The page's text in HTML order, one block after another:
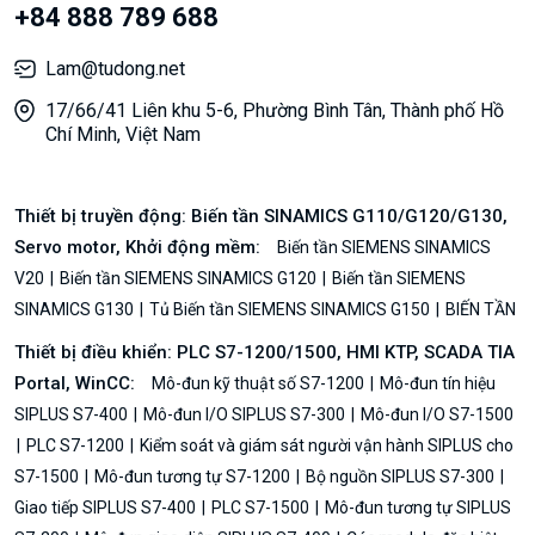
+84 888 789 688
Lam@tudong.net
17/66/41 Liên khu 5-6, Phường Bình Tân, Thành phố Hồ
Chí Minh, Việt Nam
Thiết bị truyền động: Biến tần SINAMICS G110/G120/G130,
Servo motor, Khởi động mềm:
Biến tần SIEMENS SINAMICS
V20
Biến tần SIEMENS SINAMICS G120
Biến tần SIEMENS
SINAMICS G130
Tủ Biến tần SIEMENS SINAMICS G150 BIẾN TẦN
Thiết bị điều khiển: PLC S7-1200/1500, HMI KTP, SCADA TIA
Portal, WinCC:
Mô-đun kỹ thuật số S7-1200
Mô-đun tín hiệu
SIPLUS S7-400
Mô-đun I/O SIPLUS S7-300
Mô-đun I/O S7-1500
PLC S7-1200
Kiểm soát và giám sát người vận hành SIPLUS cho
S7-1500
Mô-đun tương tự S7-1200
Bộ nguồn SIPLUS S7-300
Giao tiếp SIPLUS S7-400
PLC S7-1500
Mô-đun tương tự SIPLUS